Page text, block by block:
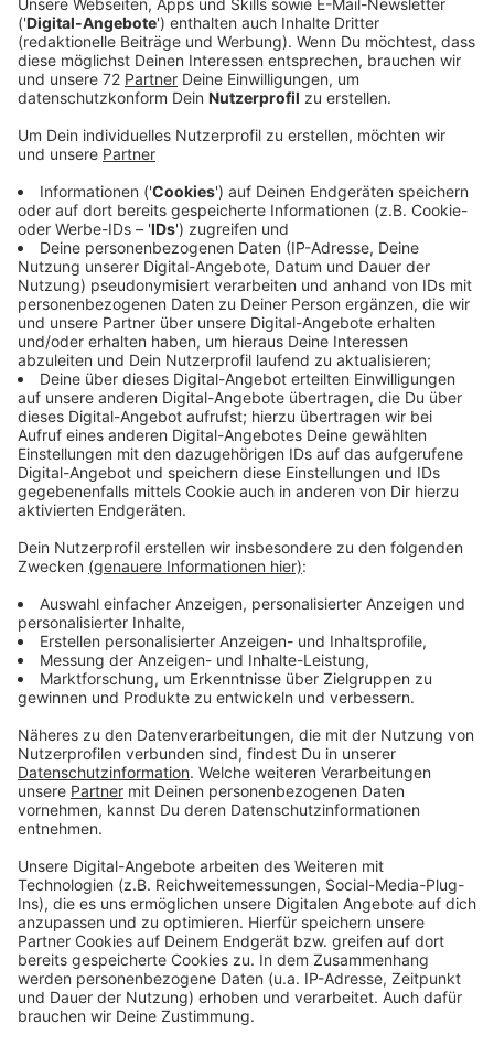
Das Rezept: "Erdbeer-Quark-Strudel"
Anzeige
Zubereitungszeit: 45 Min.
Zutaten:
Für den Teig:
50g Butter
200g Weizenmehl
1Prise Salz
100ml lauwarmes Wasser
Für die Füllung:
300g Erdbeeren
500g Magerquark abgehangen
100g körniger Frischkäse abgehangen
100g Zucker
1 Msp gemahlener Kardamom
Prise Salz
1 Ei Größe L
6 EL Maisstärke
Saft und abgeriebene Schale von 1 Limette
10 Basilikumblätter fein geschnitten
100g Butter zum Bestreichen.
Anzeige
Und so bereitet ihr das Essen zu
Anzeige
Teig: